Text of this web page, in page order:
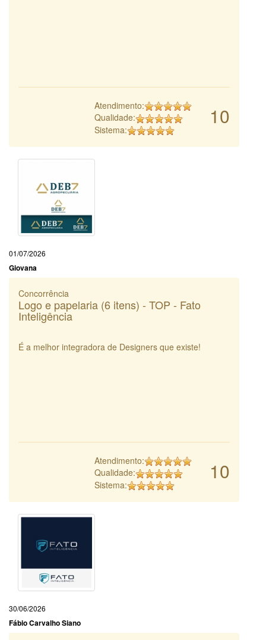
10
Atendimento:
Qualidade:
Sistema:
01/07/2026
Giovana
Concorrência
Logo e papelaria (6 itens) - TOP - Fato
Inteligência
É a melhor integradora de Designers que existe!
10
Atendimento:
Qualidade:
Sistema:
30/06/2026
Fábio Carvalho Siano